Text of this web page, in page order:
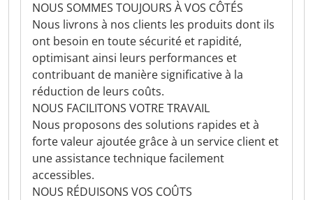
NOUS SOMMES TOUJOURS À VOS CÔTÉS
Nous livrons à nos clients les produits dont ils
ont besoin en toute sécurité et rapidité,
optimisant ainsi leurs performances et
contribuant de manière significative à la
réduction de leurs coûts.
NOUS FACILITONS VOTRE TRAVAIL
Nous proposons des solutions rapides et à
forte valeur ajoutée grâce à un service client et
une assistance technique facilement
accessibles.
NOUS RÉDUISONS VOS COÛTS